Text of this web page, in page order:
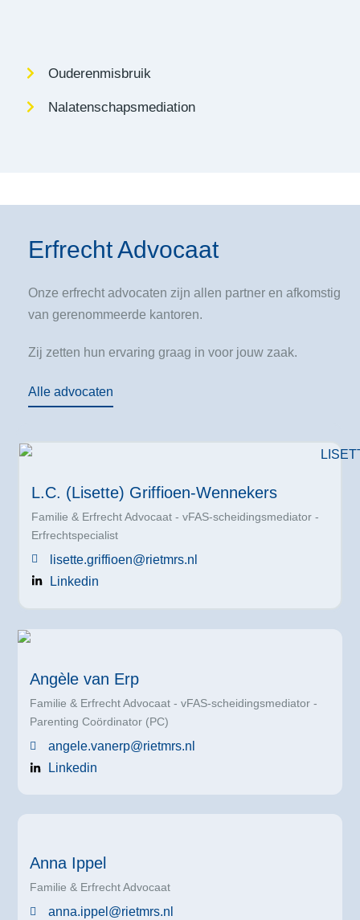
Ouderenmisbruik
Nalatenschapsmediation
Erfrecht Advocaat
Onze erfrecht advocaten zijn allen partner en afkomstig
van gerenommeerde kantoren.
Zij zetten hun ervaring graag in voor jouw zaak.
Alle advocaten
L.C. (Lisette) Griffioen-Wennekers
Familie & Erfrecht Advocaat - vFAS-scheidingsmediator -
Erfrechtspecialist
lisette.griffioen@rietmrs.nl
Linkedin
Angèle van Erp
Familie & Erfrecht Advocaat - vFAS-scheidingsmediator -
Parenting Coördinator (PC)
angele.vanerp@rietmrs.nl
Linkedin
Anna Ippel
Familie & Erfrecht Advocaat
anna.ippel@rietmrs.nl